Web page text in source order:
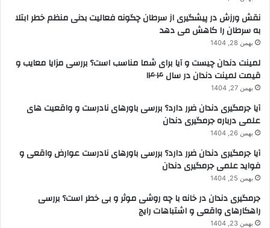
نقش ورزش در پیشگیری از سرطان چگونه فعالیت بدنی منظم خطر ابتلا
به سرطان را کاهش می دهد
بهمن 28, 1404
لمینت دندان چیست و آیا برای شما مناسب است؟ بررسی مزایا معایب و
قیمت لمینت دندان در سال ۱۴۰۴
بهمن 27, 1404
آیا جرمگیری دندان ضرر دارد؟ بررسی باورهای نادرست و واقعیت های
علمی درباره جرمگیری دندان
بهمن 26, 1404
آیا جرمگیری دندان ضرر دارد؟ بررسی باورهای نادرست عوارض واقعی و
فواید علمی جرمگیری دندان
بهمن 25, 1404
جرمگیری دندان در خانه با چه روشی موثر و بی خطر است؟ بررسی
راهکارهای واقعی و اشتباهات رایج
بهمن 23, 1404